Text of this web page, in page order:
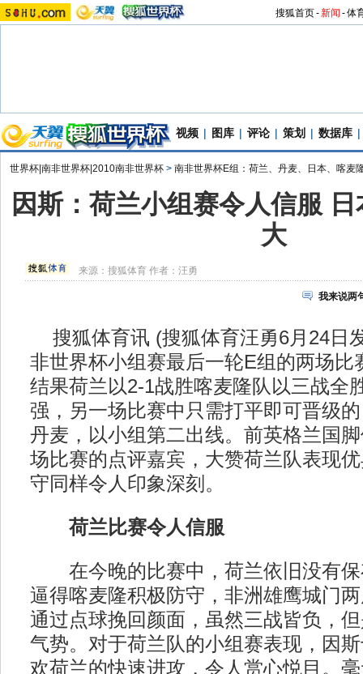
搜狐首页-新闻 -体
视频 | 图库 | 评论 | 策划 | 数据库 |
世界杯|南非世界杯|2010南非世界杯 > 南非世界杯E组：荷兰、丹麦、日本、喀麦
因斯：荷兰小组赛令人信服
大
来源：搜狐体育 作者：汪勇
我来说两
搜狐体育讯 (搜狐体育汪勇6月24日
非世界杯小组赛最后一轮E组的两场比
结果荷兰以2-1战胜喀麦隆队以三战全
强，另一场比赛中只需打平即可晋级
丹麦，以小组第二出线。前英格兰国
场比赛的点评嘉宾，大赞荷兰队表现
守同样令人印象深刻。
荷兰比赛令人信服
在今晚的比赛中，荷兰依旧没有保
逼得喀麦隆积极防守，非洲雄鹰城门
通过点球挽回颜面，虽然三战皆负，
气势。对于荷兰队的小组赛表现，因
欢荷兰的快速进攻，令人赏心悦目。